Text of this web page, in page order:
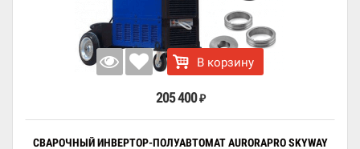
В корзину
205 400 ₽
СВАРОЧНЫЙ ИНВЕРТОР-ПОЛУАВТОМАТ AURORAPRO SKYWAY